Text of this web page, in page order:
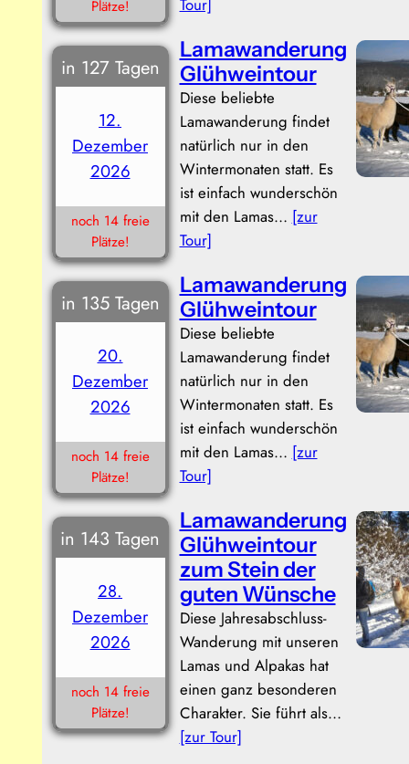
Plätze!
in 127 Tagen
12.
Dezember
2026
noch 14 freie
Plätze!
Lamawanderung
Glühweintour
Diese beliebte
Lamawanderung findet
natürlich nur in den
Wintermonaten statt. Es
ist einfach wunderschön
mit den Lamas… [zur
Tour]
in 135 Tagen
20.
Dezember
2026
noch 14 freie
Plätze!
Lamawanderung
Glühweintour
Diese beliebte
Lamawanderung findet
natürlich nur in den
Wintermonaten statt. Es
ist einfach wunderschön
mit den Lamas… [zur
Tour]
in 143 Tagen
28.
Dezember
2026
noch 14 freie
Plätze!
Lamawanderung
Glühweintour
zum Stein der
guten Wünsche
Diese Jahresabschluss-
Wanderung mit unseren
Lamas und Alpakas hat
einen ganz besonderen
Charakter. Sie führt als…
[zur Tour]